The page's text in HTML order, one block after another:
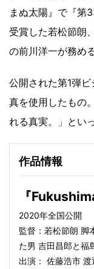
まぬ太陽』で『第
受賞した若松節朗
の前川洋一が務め
公開された第1弾
真を使用したもの
れる真実。」とい
作品情報
『
2020年全国公開
監督：若松節朗 脚
た男 吉田昌郎と福
出演： 佐藤浩市 渡